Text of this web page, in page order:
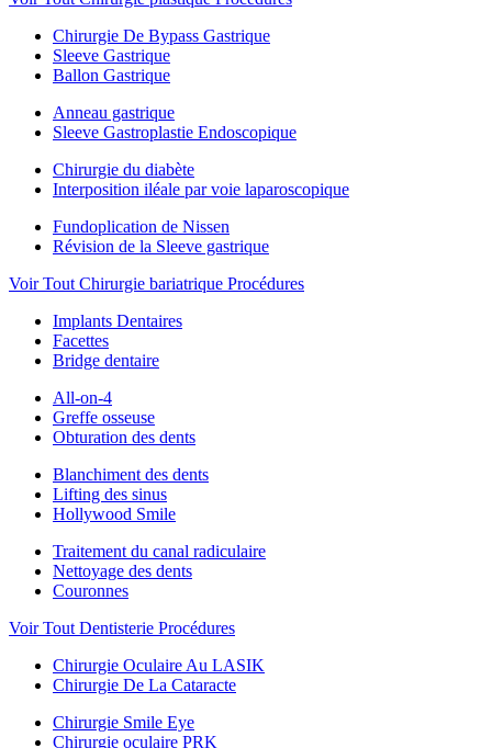
Chirurgie De Bypass Gastrique
Sleeve Gastrique
Ballon Gastrique
Anneau gastrique
Sleeve Gastroplastie Endoscopique
Chirurgie du diabète
Interposition iléale par voie laparoscopique
Fundoplication de Nissen
Révision de la Sleeve gastrique
Voir Tout Chirurgie bariatrique Procédures
Implants Dentaires
Facettes
Bridge dentaire
All-on-4
Greffe osseuse
Obturation des dents
Blanchiment des dents
Lifting des sinus
Hollywood Smile
Traitement du canal radiculaire
Nettoyage des dents
Couronnes
Voir Tout Dentisterie Procédures
Chirurgie Oculaire Au LASIK
Chirurgie De La Cataracte
Chirurgie Smile Eye
Chirurgie oculaire PRK